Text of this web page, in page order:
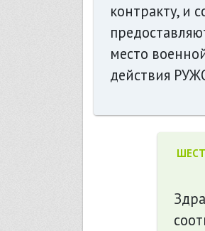
контракту, и
место
действия